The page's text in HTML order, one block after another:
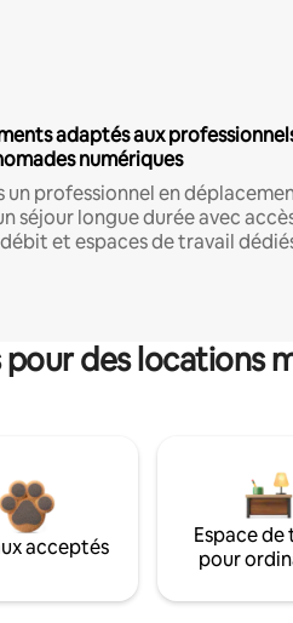
adaptés aux
numériques
un professionnel en
séjour longue durée avec
et espaces de travail
des locations
acceptés
Espace de
pour